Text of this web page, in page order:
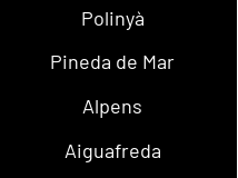
Polinyà
Pineda de Mar
Alpens
Aiguafreda